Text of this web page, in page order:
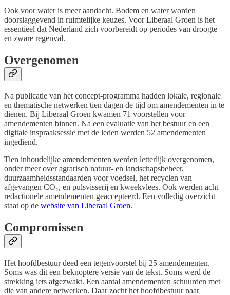
Ook voor water is meer aandacht. Bodem en water worden
doorslaggevend in ruimtelijke keuzes. Voor Liberaal Groen is het
essentieel dat Nederland zich voorbereidt op periodes van droogte
en zware regenval.
Overgenomen
Na publicatie van het concept-programma hadden lokale, regionale
en thematische netwerken tien dagen de tijd om amendementen in te
dienen. Bij Liberaal Groen kwamen 71 voorstellen voor
amendementen binnen. Na een evaluatie van het bestuur en een
digitale inspraaksessie met de leden werden 52 amendementen
ingediend.
Tien inhoudelijke amendementen werden letterlijk overgenomen,
onder meer over agrarisch natuur- en landschapsbeheer,
duurzaamheidsstandaarden voor voedsel, het recyclen van
afgevangen CO₂, en pulsvisserij en kweekvlees. Ook werden acht
redactionele amendementen geaccepteerd. Een volledig overzicht
staat op de website van Liberaal Groen.
Compromissen
Het hoofdbestuur deed een tegenvoorstel bij 25 amendementen.
Soms was dit een beknoptere versie van de tekst. Soms werd de
strekking iets afgezwakt. Een aantal amendementen schuurden met
die van andere netwerken. Daar zocht het hoofdbestuur naar